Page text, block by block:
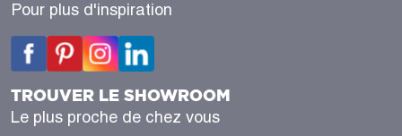
Pyrénées (65), intervient aussi bien sur le bâti neuf comme
sur des projets de rénovation. Situé à moins de 10min en
voiture du centre-ville de Tarbes, Caséo vous propose un
Choisissez dès maintenant vos menuiseries classiques et
contemporaines en ligne. Vous pourrez d'ores et déjà
Pour plus d'inspiration
TROUVER LE SHOWROOM
Le plus proche de chez vous